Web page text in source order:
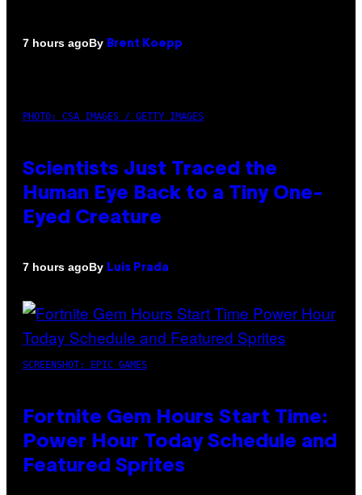
7 hours agoBy Brent Koepp
PHOTO: CSA IMAGES / GETTY IMAGES
Scientists Just Traced the
Human Eye Back to a Tiny One-
Eyed Creature
7 hours agoBy Luis Prada
SCREENSHOT: EPIC GAMES
Fortnite Gem Hours Start Time:
Power Hour Today Schedule and
Featured Sprites